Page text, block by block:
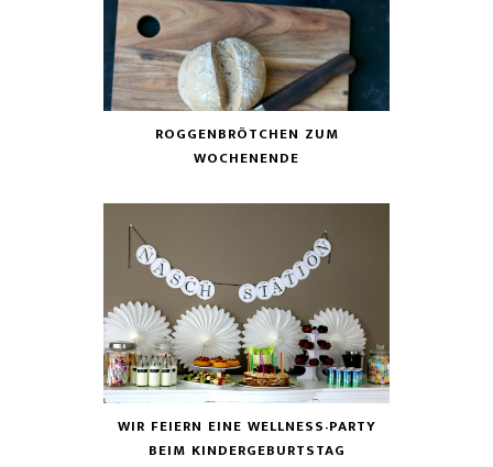
ROGGENBRÖTCHEN ZUM
WOCHENENDE
WIR FEIERN EINE WELLNESS-PARTY
BEIM KINDERGEBURTSTAG